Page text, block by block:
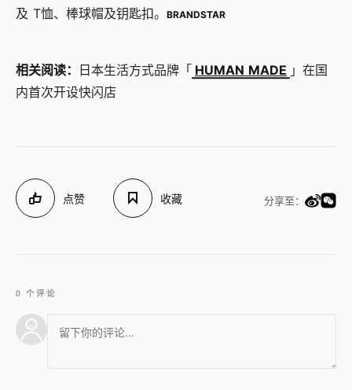
及 T恤、棒球帽及钥匙扣。
BRANDSTAR
相关阅读： 日本生活方式品牌「 HUMAN MADE 」在国
内首次开设快闪店
点赞 收藏 分享至：
0 个评论